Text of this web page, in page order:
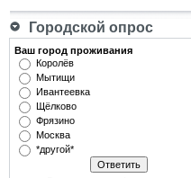
Городской опрос
Ваш город проживания
Королёв
Мытищи
Ивантеевка
Щёлково
Фрязино
Москва
*другой*